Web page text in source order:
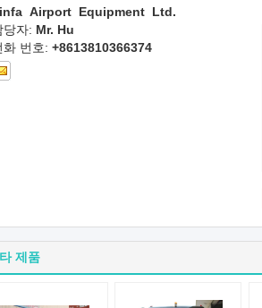
Airport Equipment Ltd.
당자: Mr. Hu
화 번호: +8613810366374
제품